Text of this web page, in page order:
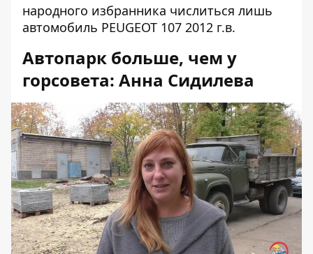
народного избранника числиться лишь
автомобиль PEUGEOT 107 2012 г.в.
Автопарк больше, чем у
горсовета: Анна Сидилева